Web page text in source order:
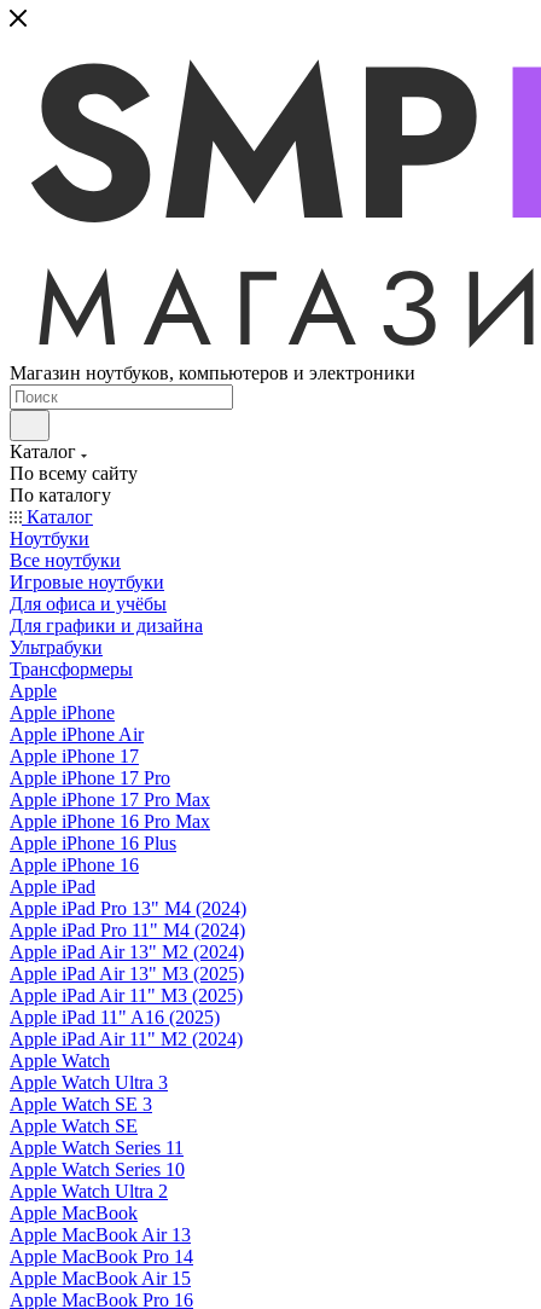
Магазин ноутбуков, компьютеров и электроники
Каталог
По всему сайту
По каталогу
Каталог
Ноутбуки
Все ноутбуки
Игровые ноутбуки
Для офиса и учёбы
Для графики и дизайна
Ультрабуки
Трансформеры
Apple
Apple iPhone
Apple iPhone Air
Apple iPhone 17
Apple iPhone 17 Pro
Apple iPhone 17 Pro Max
Apple iPhone 16 Pro Max
Apple iPhone 16 Plus
Apple iPhone 16
Apple iPad
Apple iPad Pro 13" M4 (2024)
Apple iPad Pro 11" M4 (2024)
Apple iPad Air 13" M2 (2024)
Apple iPad Air 13" M3 (2025)
Apple iPad Air 11" M3 (2025)
Apple iPad 11" A16 (2025)
Apple iPad Air 11" M2 (2024)
Apple Watch
Apple Watch Ultra 3
Apple Watch SE 3
Apple Watch SE
Apple Watch Series 11
Apple Watch Series 10
Apple Watch Ultra 2
Apple MacBook
Apple MacBook Air 13
Apple MacBook Pro 14
Apple MacBook Air 15
Apple MacBook Pro 16